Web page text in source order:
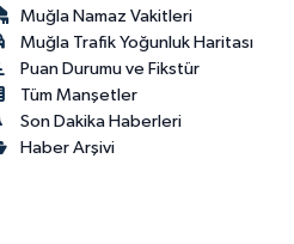
Muğla Namaz Vakitleri
Muğla Trafik Yoğunluk Haritası
Puan Durumu ve Fikstür
Tüm Manşetler
Son Dakika Haberleri
Haber Arşivi